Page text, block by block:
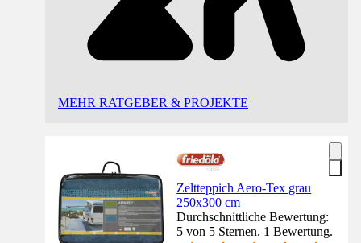
MEHR RATGEBER & PROJEKTE
Zeltteppich Aero-Tex grau
250x300 cm
Durchschnittliche Bewertung:
5 von 5 Sternen. 1 Bewertung.